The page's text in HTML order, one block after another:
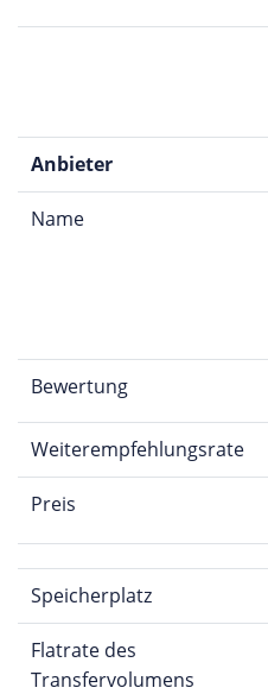
Anbieter
Name
Bewertung
Weiterempfehlungsrate
Preis
Speicherplatz
Flatrate des
Transfervolumens